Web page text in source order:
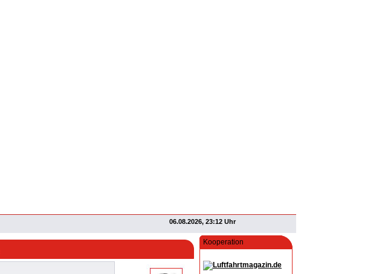
06.08.2026, 23:12 Uhr
Kooperation